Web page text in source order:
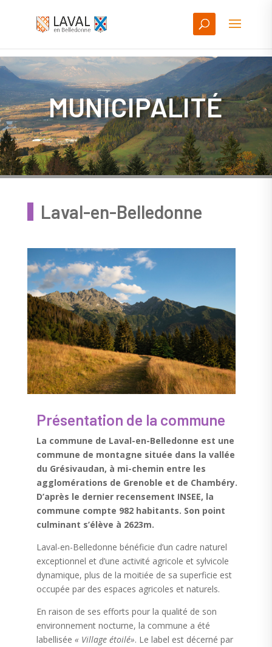
MUNICIPALITÉ
Laval-en-Belledonne
Présentation de la commune
La commune de Laval-en-Belledonne est une
commune de montagne située dans la vallée
du Grésivaudan, à mi-chemin entre les
agglomérations de Grenoble et de Chambéry.
D’après le dernier recensement INSEE, la
commune compte 982 habitants. Son point
culminant s’élève à 2623m.
Laval-en-Belledonne bénéficie d’un cadre naturel
exceptionnel et d’une activité agricole et sylvicole
dynamique, plus de la moitiée de sa superficie est
occupée par des espaces agricoles et naturels.
En raison de ses efforts pour la qualité de son
environnement nocturne, la commune a été
labellisée « Village étoilé». Le label est décerné par